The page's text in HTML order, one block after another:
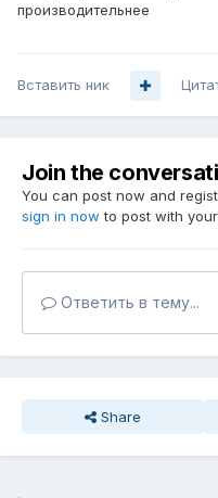
производительнее
Вставить ник
Join the
You can post now and
sign in now to post with
Ответить в тему...
Share